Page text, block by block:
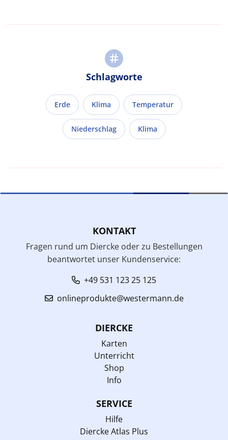
Schlagworte
Erde Klima Temperatur
Niederschlag Klima
KONTAKT
Fragen rund um Diercke oder zu Bestellungen
beantwortet unser Kundenservice:
+49 531 123 25 125
onlineprodukte@westermann.de
DIERCKE
Karten
Unterricht
Shop
Info
SERVICE
Hilfe
Diercke Atlas Plus